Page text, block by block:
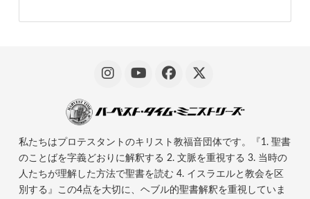
私たちはプロテスタントのキリスト教福音団体です。『1. 聖書
のことばを字義どおりに解釈する 2. 文脈を重視する 3. 当時の
人たちが理解した方法で聖書を読む 4. イスラエルと教会を区
別する』この4点を大切に、ヘブル的聖書解釈を重視していま